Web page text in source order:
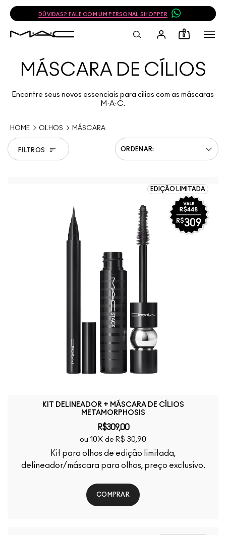
DÚVIDAS? FALE COM UM PERSONAL SHOPPER
0
MÁSCARA DE CÍLIOS
Encontre seus novos essenciais para cílios com as máscaras
M·A·C.
HOME OLHOS MÁSCARA
FILTROS
EDIÇÃO LIMITADA
KIT DELINEADOR + MÁSCARA DE CÍLIOS
METAMORPHOSIS
R$309,00
ou 10X de R$ 30,90
Kit para olhos de edição limitada,
delineador/máscara para olhos, preço exclusivo.
COMPRAR